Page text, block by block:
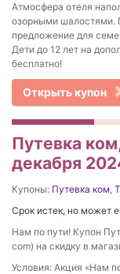
Атмосфера отеля
озорными шалостями.
предложение для
Дети до 12 лет на
бесплатно!
Открыть купон
Путевка
декабря
Купоны: Путевка ком,
Срок истек, но может
Нам по пути! Купон
com) на скидку в
Условия: Акция «Нам